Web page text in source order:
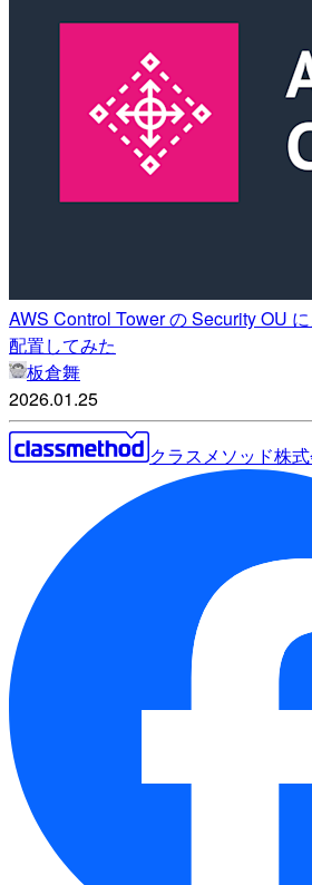
AWS Control Tower の Security OU
配置してみた
板倉舞
2026.01.25
クラスメソッド株